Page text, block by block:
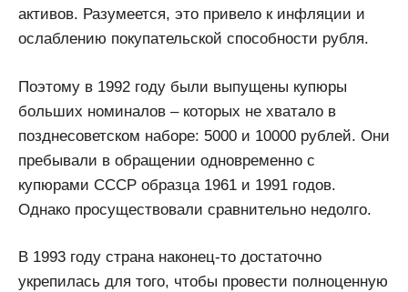
активов. Разумеется, это привело к инфляции и
ослаблению покупательской способности рубля.
Поэтому в 1992 году были выпущены купюры
больших номиналов – которых не хватало в
позднесоветском наборе: 5000 и 10000 рублей. Они
пребывали в обращении одновременно с
купюрами СССР образца 1961 и 1991 годов.
Однако просуществовали сравнительно недолго.
В 1993 году страна наконец-то достаточно
укрепилась для того, чтобы провести полноценную